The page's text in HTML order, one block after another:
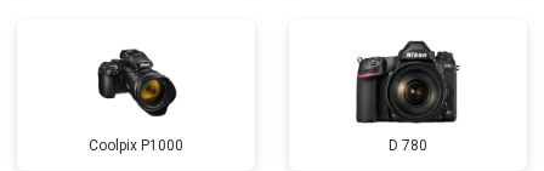
Coolpix P1000 D 780